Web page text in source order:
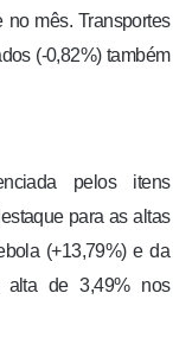
no mês. Transportes
(-0,82%) também
pelos itens
para as altas
(+13,79%) e da
alta de 3,49% nos